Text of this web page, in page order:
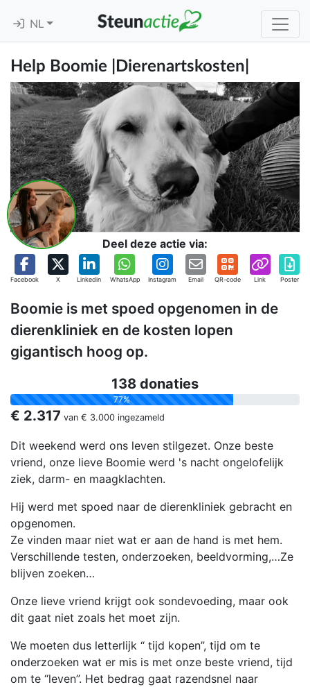
NL
Help Boomie |Dierenartskosten|
Deel deze actie via:
Facebook X Linkedin WhatsApp Instagram Email QR-code Link Poster
Boomie is met spoed opgenomen in de
dierenkliniek en de kosten lopen
gigantisch hoog op.
138 donaties
77%
€ 2.317 van € 3.000 ingezameld
Dit weekend werd ons leven stilgezet. Onze beste
vriend, onze lieve Boomie werd 's nacht ongelofelijk
ziek, darm- en maagklachten.
Hij werd met spoed naar de dierenkliniek gebracht en
opgenomen.
Ze vinden maar niet wat er aan de hand is met hem.
Verschillende testen, onderzoeken, beeldvorming,…Ze
blijven zoeken…
Onze lieve vriend krijgt ook sondevoeding, maar ook
dit gaat niet zoals het moet zijn.
We moeten dus letterlijk “ tijd kopen”, tijd om te
onderzoeken wat er mis is met onze beste vriend, tijd
om te “leven”. Het bedrag gaat razendsnel naar